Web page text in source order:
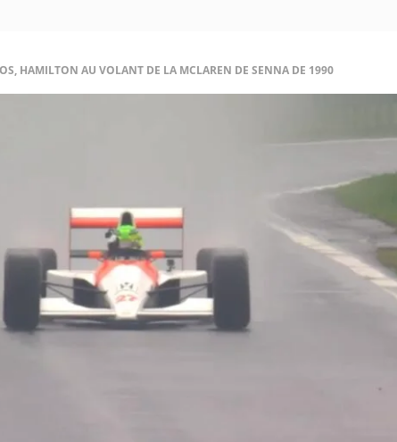
HAMILTON AU VOLANT DE LA MCLAREN DE SENNA DE 1990